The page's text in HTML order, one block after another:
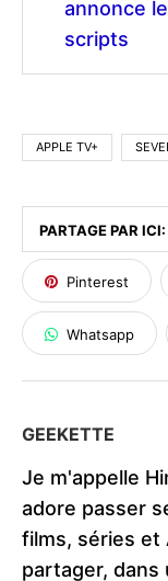
annonce
scripts
APPLE TV+
PARTAGE PAR ICI:
Pinterest
Whatsapp
GEEKETTE
Je m'appelle
adore passer
films, séries et
partager, dans